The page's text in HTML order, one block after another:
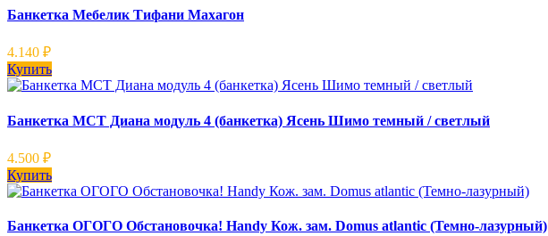
Банкетка Мебелик Тифани Махагон
4.140 ₽
Купить
Банкетка МСТ Диана модуль 4 (банкетка) Ясень Шимо темный / светлый
4.500 ₽
Купить
Банкетка ОГОГО Обстановочка! Handy Кож. зам. Domus atlantic (Темно-лазурный)